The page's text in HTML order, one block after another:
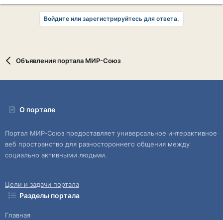
Войдите или зарегистрируйтесь для ответа.
Объявления портала МИР-Союз
О портале
Портал МИР-Союз предоставляет универсальное интерактивное
веб пространство для разностороннего общения между
социально активными людьми.
Цели и задачи портала
Разделы портала
Главная